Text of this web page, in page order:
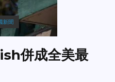
新聞
併成全美最